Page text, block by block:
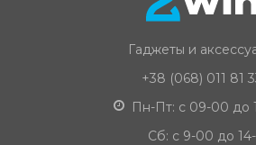
Гаджеты и
+38 (068) 011 81
Пн-Пт: с 09-00 до
Сб: с 9-00 до